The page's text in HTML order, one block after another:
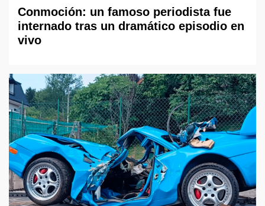
Conmoción: un famoso periodista fue
internado tras un dramático episodio en
vivo